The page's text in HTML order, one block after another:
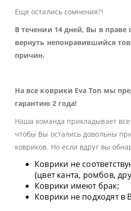
Еще остались сомнения?!
В течении 14 дней, Вы в праве
вернуть непонравившийся
причин.
На все коврики Eva Ton мы
гарантию 2 года!
Наша команда прикладывает все
чтобы Вы остались довольны
ковриков. Но если вдруг вы
Коврики не
(цвет канта, ромбов,
Коврики имеют брак;
Коврики не подходят в